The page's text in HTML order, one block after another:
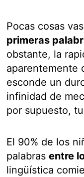
Pocas cosas
primeras
obstante, la
aparentemente
esconde un
infinidad de
por supuesto,
El 90% de los
palabrasentre
lingüística